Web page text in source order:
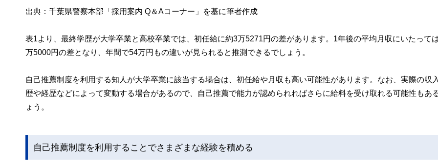
出典：千葉県警察本部「採用案内 Q＆Aコーナー」を基に筆者作成
表1より、最終学歴が大学卒業と高校卒業では、初任給に約3万5271円の差があります。1年後の平均月収にいたって
万5000円の差となり、年間で54万円もの違いが見られると推測できるでしょう。
自己推薦制度を利用する知人が大学卒業に該当する場合は、初任給や月収も高い可能性があります。なお、実際の収
歴や経歴などによって変動する場合があるので、自己推薦で能力が認められればさらに給料を受け取れる可能性もあ
ょう。
自己推薦制度を利用することでさまざまな経験を積める